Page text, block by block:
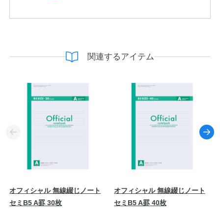
関連するアイテム
オフィシャル 無線綴じノート
セミB5 A罫 30枚
オフィシャル 無線綴じノート
セミB5 A罫 40枚